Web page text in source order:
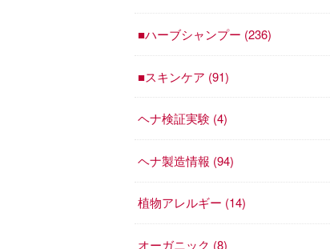
■ハーブシャンプー (236)
■スキンケア (91)
ヘナ検証実験 (4)
ヘナ製造情報 (94)
植物アレルギー (14)
オーガニック (8)